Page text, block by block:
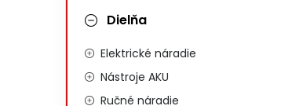
Dielňa
Elektrické náradie
Nástroje AKU
Ručné náradie